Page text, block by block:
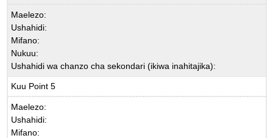
Maelezo:
Ushahidi:
Mifano:
Nukuu:
Ushahidi wa chanzo cha sekondari (ikiwa inahitajika):
Kuu Point 5
Maelezo:
Ushahidi:
Mifano: